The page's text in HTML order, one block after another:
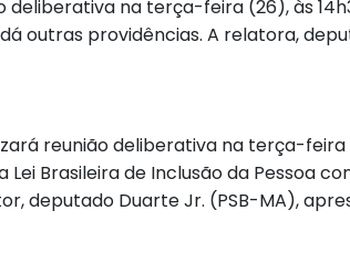
deliberativa na terça-feira (26), às
outras providências. A relatora,
reunião deliberativa na terça-feira
Lei Brasileira de Inclusão da Pessoa
deputado Duarte Jr. (PSB-MA),